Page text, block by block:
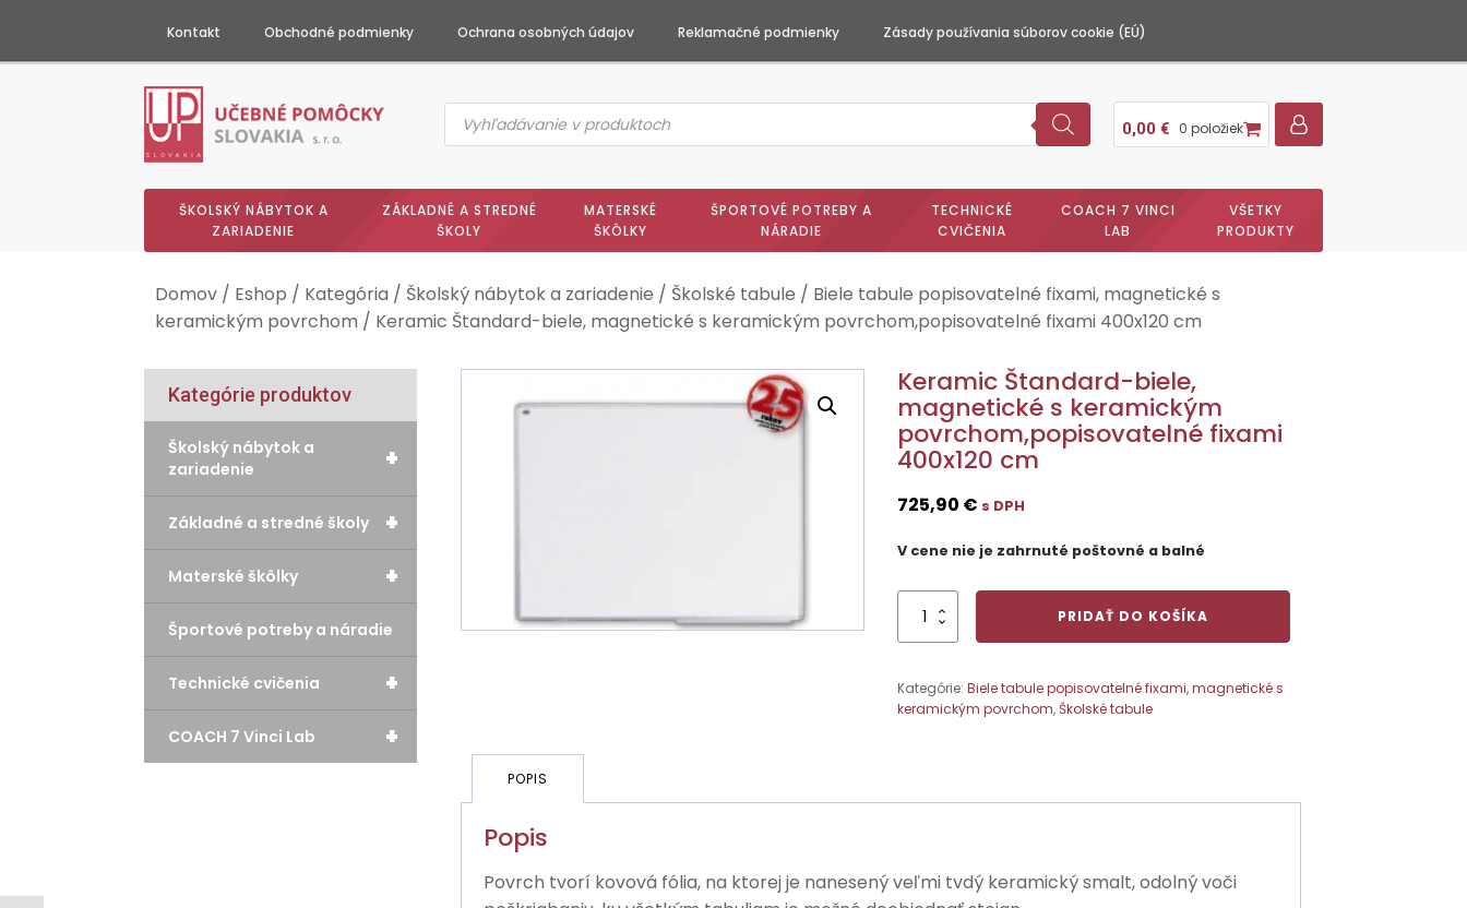
Kontakt Obchodné podmienky Ochrana osobných údajov Reklamačné podmienky Zásady používania súborov cookie (EÚ)
Products
search
0,00 € 0 položiek
ŠKOLSKÝ NÁBYTOK A
ZARIADENIE
ZÁKLADNÉ A STREDNÉ
ŠKOLY
MATERSKÉ
ŠKÔLKY
ŠPORTOVÉ POTREBY A
NÁRADIE
TECHNICKÉ
CVIČENIA
COACH 7 VINCI
LAB
VŠETKY
PRODUKTY
Domov / Eshop / Kategória / Školský nábytok a zariadenie / Školské tabule / Biele tabule popisovatelné fixami, magnetické s
keramickým povrchom / Keramic Štandard-biele, magnetické s keramickým povrchom,popisovatelné fixami 400x120 cm
Kategórie produktov
+
Školský nábytok a
zariadenie
+
Základné a stredné školy
+
Materské škôlky
Športové potreby a náradie
+
Technické cvičenia
+
COACH 7 Vinci Lab
Keramic Štandard-biele,
magnetické s keramickým
povrchom,popisovatelné fixami
400x120 cm
725,90 € s DPH
V cene nie je zahrnuté poštovné a balné
množstvo
Keramic
magnetické
s
PRIDAŤ DO KOŠÍKA
Kategórie:Biele tabule popisovatelné fixami, magnetické s
keramickým povrchom,Školské tabule
POPIS
Popis
Povrch tvorí kovová fólia, na ktorej je nanesený veľmi tvdý keramický smalt, odolný voči